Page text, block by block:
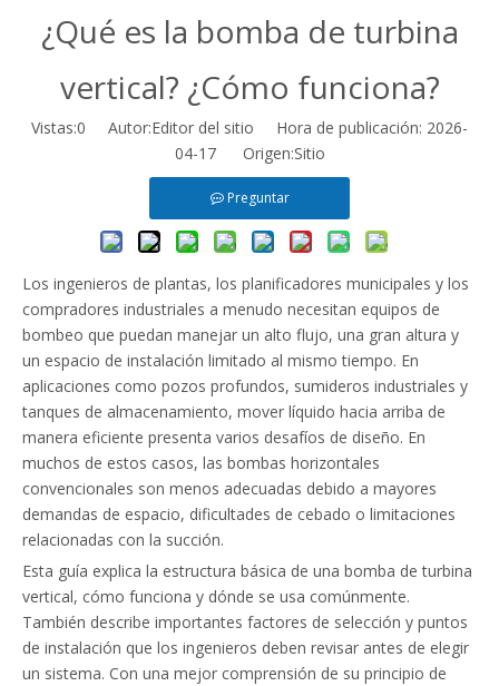
¿Qué es la bomba de turbina
vertical? ¿Cómo funciona?
Vistas:0 Autor:Editor del sitio Hora de publicación: 2026-
04-17 Origen:Sitio
Preguntar
Los ingenieros de plantas, los planificadores municipales y los
compradores industriales a menudo necesitan equipos de
bombeo que puedan manejar un alto flujo, una gran altura y
un espacio de instalación limitado al mismo tiempo. En
aplicaciones como pozos profundos, sumideros industriales y
tanques de almacenamiento, mover líquido hacia arriba de
manera eficiente presenta varios desafíos de diseño. En
muchos de estos casos, las bombas horizontales
convencionales son menos adecuadas debido a mayores
demandas de espacio, dificultades de cebado o limitaciones
relacionadas con la succión.
Esta guía explica la estructura básica de una bomba de turbina
vertical, cómo funciona y dónde se usa comúnmente.
También describe importantes factores de selección y puntos
de instalación que los ingenieros deben revisar antes de elegir
un sistema. Con una mejor comprensión de su principio de